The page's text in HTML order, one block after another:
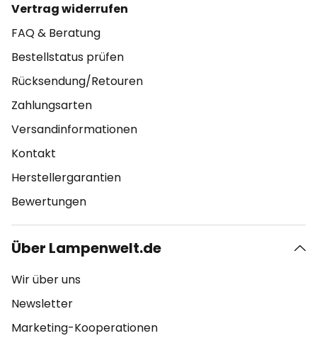
Vertrag widerrufen
FAQ & Beratung
Bestellstatus prüfen
Rücksendung/Retouren
Zahlungsarten
Versandinformationen
Kontakt
Herstellergarantien
Bewertungen
Über Lampenwelt.de
Wir über uns
Newsletter
Marketing-Kooperationen